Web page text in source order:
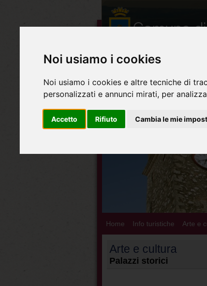
Noi usiamo i cookies
Noi usiamo i cookies e altre tecniche di
personalizzati e annunci mirati, per
Accetto Rifiuto Cambia le mie
Home Info turistiche Arte e
Arte e cultura
Palazzi storici